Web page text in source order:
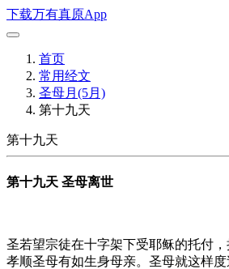
下载万有真原App
首页
常用经文
圣母月(5月)
第十九天
第十九天
第十九天 圣母离世
圣若望宗徒在十字架下受耶稣的托付，
孝顺圣母有如生身母亲。圣母就这样